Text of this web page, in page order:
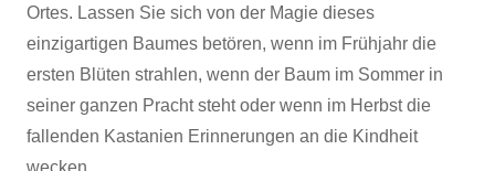
Ortes. Lassen Sie sich von der Magie dieses
einzigartigen Baumes betören, wenn im Frühjahr die
ersten Blüten strahlen, wenn der Baum im Sommer in
seiner ganzen Pracht steht oder wenn im Herbst die
fallenden Kastanien Erinnerungen an die Kindheit
wecken.